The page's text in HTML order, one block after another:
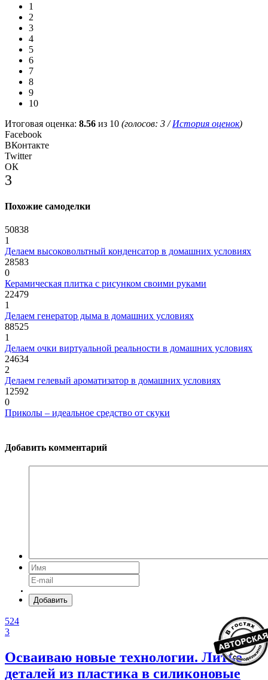
1
2
3
4
5
6
7
8
9
10
Итоговая оценка: 8.56 из 10 (голосов: 3 /История оценок)
Facebook
ВКонтакте
Twitter
ОК
3
Похожие самоделки
50838
1
Делаем высоковольтный конденсатор в домашних условиях
28583
0
Керамическая плитка с рисунком своими руками
22479
1
Делаем генератор дыма в домашних условиях
88525
1
Делаем очки виртуальной реальности в домашних условиях
24634
2
Делаем гелевый ароматизатор в домашних условиях
12592
0
Приколы – идеальное средство от скуки
Добавить комментарий
Добавить
524
3
Осваиваю новые технологии. Литье
деталей из пластика в силиконовые